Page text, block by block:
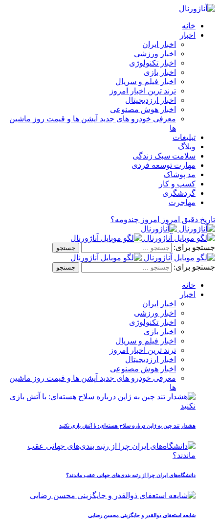
خانه
اخبار
اخبار ایران
اخبار ورزشی
اخبار تکنولوژی
اخبار بازی
اخبار فیلم و سریال
ترند ترین اخبار امروز
اخبار ارزدیجیتال
اخبار هوش مصنوعی
معرفی خودرو های جدید آپشن‌ ها و قیمت روز ماشین‌
ها
تبلیغات
وبلاگ
سلامت سبک زندگی
مهارت توسعه فردی
مد پوشاک
کسب و کار
گردشگری
مهاجرت
تاریخ دقیق امروز امروز چندومه؟
جستجو برای:
جستجو برای:
خانه
اخبار
اخبار ایران
اخبار ورزشی
اخبار تکنولوژی
اخبار بازی
اخبار فیلم و سریال
ترند ترین اخبار امروز
اخبار ارزدیجیتال
اخبار هوش مصنوعی
معرفی خودرو های جدید آپشن‌ ها و قیمت روز ماشین‌
ها
هشدار تند چین به ژاپن درباره سلاح هسته‌ای: با آتش بازی نکنید
دانشگاه‌های ایران چرا از رتبه‌ بندی‌های جهانی عقب ماندند؟
شایعه استعفای ذوالقدر و جایگزینی محسن رضایی